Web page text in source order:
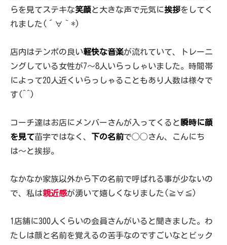
らを見てステキな笑顔と大きな声で元気に挨拶をしてく
れました(´∀｀*)
店内はテンポの良い軽快な音楽が流れていて、トレーニ
ングしている女性が7〜8人いらっしゃいました。時間帯
によって20人近くいらっしゃることもあり人数は様々で
す(^^)
コーチ達はお店にメンバーさんが入ってくると 瞬時に顔
を見て苗字ではなく、 下の名前で◯◯さん、こんにち
は〜と挨拶。
なかなか家族以外から下の名前で呼ばれる事が少ないの
で、私は親近感が湧いて嬉しくなりました(≧∀≦)
1店舗に300人くらいの会員さんがいると聞きました。わ
たしは顔と名前を覚えるの苦手なのですごいなとビック